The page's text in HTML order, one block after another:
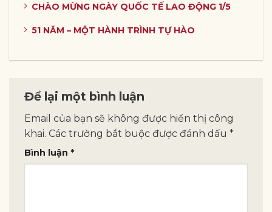
CHÀO MỪNG NGÀY QUỐC TẾ LAO ĐỘNG 1/5
51 NĂM – MỘT HÀNH TRÌNH TỰ HÀO
Để lại một bình luận
Email của bạn sẽ không được hiển thị công
khai. Các trường bắt buộc được đánh dấu *
Bình luận *